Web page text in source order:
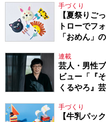
手づくり
【夏祭りご
トローでフ
「おめん」
連載
芸人・男性
ビュー「『
くるやろ』
手づくり
【牛乳パッ